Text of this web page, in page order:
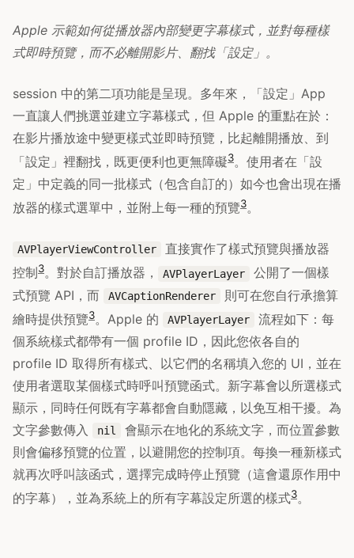
Apple 示範如何從播放器內部變更字幕樣式，並對每種樣
式即時預覽，而不必離開影片、翻找「設定」。
session 中的第二項功能是呈現。多年來，「設定」App
一直讓人們挑選並建立字幕樣式，但 Apple 的重點在於：
在影片播放途中變更樣式並即時預覽，比起離開播放、到
「設定」裡翻找，既更便利也更無障礙3。使用者在「設
定」中定義的同一批樣式（包含自訂的）如今也會出現在播
放器的樣式選單中，並附上每一種的預覽3。
AVPlayerViewController
直接實作了樣式預覽與播放器
控制3。對於自訂播放器， AVPlayerLayer
公開了一個樣
式預覽 API，而
AVCaptionRenderer
則可在您自行承擔算
繪時提供預覽3。Apple 的 AVPlayerLayer
流程如下：每
個系統樣式都帶有一個 profile ID，因此您依各自的
profile ID 取得所有樣式、以它們的名稱填入您的 UI，並在
使用者選取某個樣式時呼叫預覽函式。新字幕會以所選樣式
顯示，同時任何既有字幕都會自動隱藏，以免互相干擾。為
文字參數傳入
nil
會顯示在地化的系統文字，而位置參數
則會偏移預覽的位置，以避開您的控制項。每換一種新樣式
就再次呼叫該函式，選擇完成時停止預覽（這會還原作用中
的字幕），並為系統上的所有字幕設定所選的樣式3。